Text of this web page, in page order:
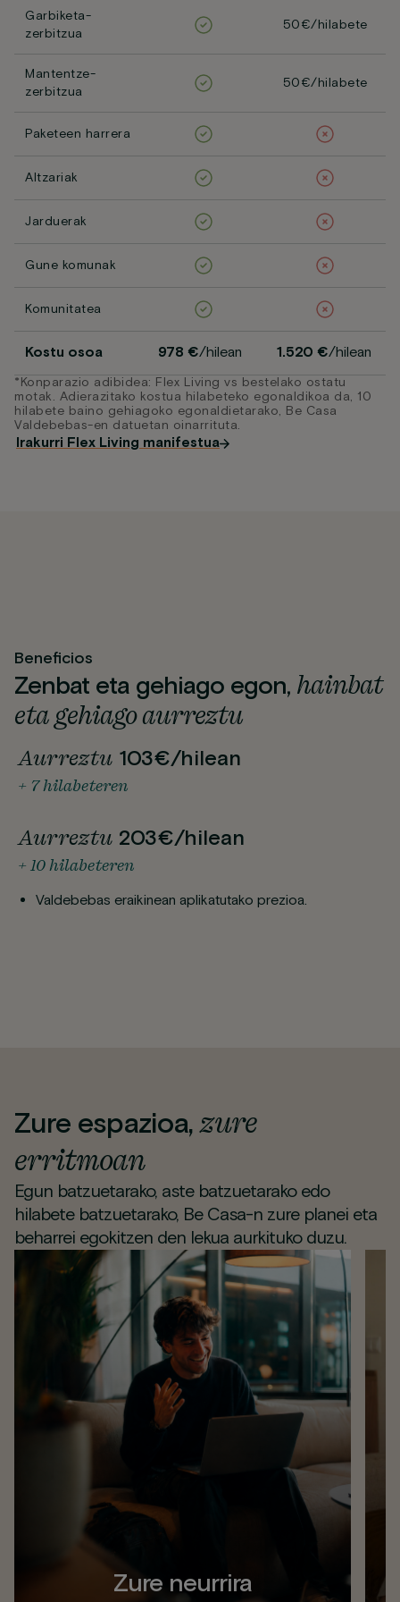
Garbiketa-
zerbitzua
50€/hilabete
Mantentze-
zerbitzua
50€/hilabete
Paketeen harrera
Altzariak
Jarduerak
Gune komunak
Komunitatea
Kostu osoa 978 €/hilean 1.520 €/hilean
*Konparazio adibidea: Flex Living vs bestelako ostatu
motak. Adierazitako kostua hilabeteko egonaldikoa da, 10
hilabete baino gehiagoko egonaldietarako, Be Casa
Valdebebas-en datuetan oinarrituta.
Irakurri Flex Living manifestua
Beneficios
Zenbat eta gehiago egon, hainbat
eta gehiago aurreztu
Aurreztu 103€/hilean
+ 7 hilabeteren
Aurreztu 203€/hilean
+ 10 hilabeteren
Valdebebas eraikinean aplikatutako prezioa.
Zure espazioa,zure
erritmoan
Egun batzuetarako, aste batzuetarako edo
hilabete batzuetarako, Be Casa-n zure planei eta
beharrei egokitzen den lekua aurkituko duzu.
Zure neurrira